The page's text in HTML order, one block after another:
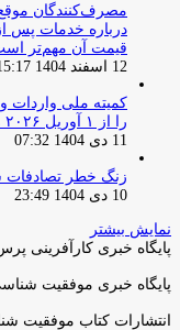
مصرف‌کنندگان
درباره خدمات پس
قیمت آن مهم‌تر
12 اسفند 1404 15:17
کمیته ملی واردات
را از ۱ آوریل ۲۰۲۶ ممنوع کرد
11 دی 1404 07:32
زنگ خطر تصادفات
10 دی 1404 23:49
نمایش بیشتر
پایگاه خبری کارآفرینی
پایگاه خبری موفقیت
انتشارات کتاب موفقیت